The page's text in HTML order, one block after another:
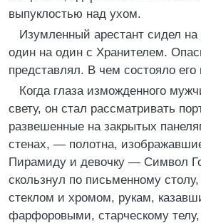
выпуклостью над ухом.
Изумленный арестант сидел
один на один с Хранителем.
представлял. В чем состояло его
Когда глаза изможденного
свету, он стал рассматривать
развешенные на закрытых
стенах, — полотна,
Пирамиду и девочку — Символ
скользнул по письменному
стеклом и хромом, рукам,
фарфоровыми, старческому